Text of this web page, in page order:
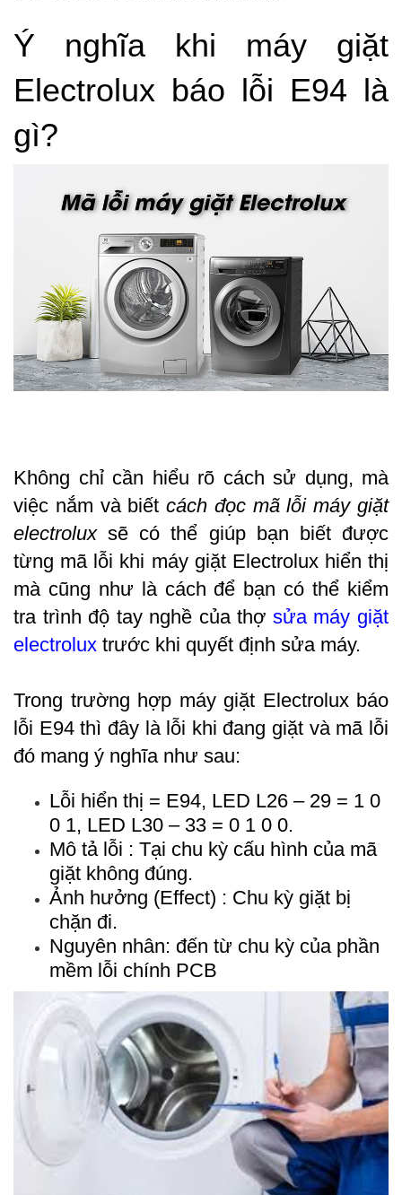
Ý nghĩa khi máy giặt
Electrolux báo lỗi E94 là
gì?
Không chỉ cần hiểu rõ cách sử dụng, mà
việc nắm và biết cách đọc mã lỗi máy giặt
electrolux sẽ có thể giúp bạn biết được
từng mã lỗi khi máy giặt Electrolux hiển thị
mà cũng như là cách để bạn có thể kiểm
tra trình độ tay nghề của thợ sửa máy giặt
electrolux trước khi quyết định sửa máy.
Trong trường hợp máy giặt Electrolux báo
lỗi E94 thì đây là lỗi khi đang giặt và mã lỗi
đó mang ý nghĩa như sau:
Lỗi hiển thị = E94, LED L26 – 29 = 1 0
0 1, LED L30 – 33 = 0 1 0 0.
Mô tả lỗi : Tại chu kỳ cấu hình của mã
giặt không đúng.
Ảnh hưởng (Effect) : Chu kỳ giặt bị
chặn đi.
Nguyên nhân: đến từ chu kỳ của phần
mềm lỗi chính PCB